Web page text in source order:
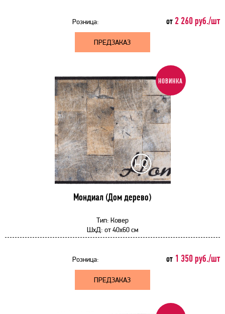
Розница: от 2 260 руб./шт
ПРЕДЗАКАЗ
НОВИНКА
Мондиал (Дом дерево)
Тип: Ковер
ШхД: от40x60 см
Розница: от 1 350 руб./шт
ПРЕДЗАКАЗ